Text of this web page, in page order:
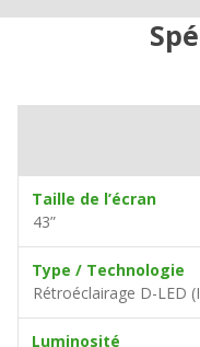
Taille de l’écran
43”
Type / Technologie
Rétroéclairage D-LED
Luminosité